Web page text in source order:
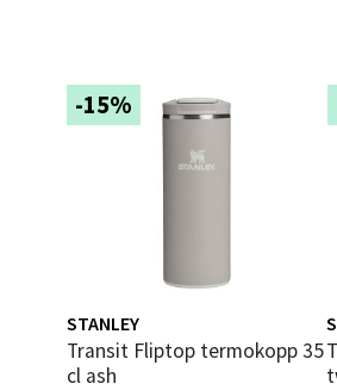
-15%
STANLEY
Transit Fliptop termokopp 35
cl ash
Transit termokopp 35 cl